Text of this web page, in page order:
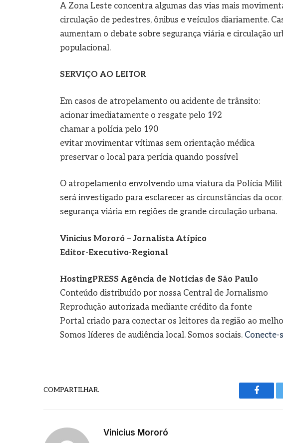
A Zona Leste concentra algumas das vias mais
circulação de pedestres, ônibus e veículos diariamente.
aumentam o debate sobre segurança viária e circulação
populacional.
SERVIÇO AO LEITOR
Em casos de atropelamento ou acidente de trânsito:
acionar imediatamente o resgate pelo 192
chamar a polícia pelo 190
evitar movimentar vítimas sem orientação médica
preservar o local para perícia quando possível
O atropelamento envolvendo uma viatura da Polícia
será investigado para esclarecer as circunstâncias da
segurança viária em regiões de grande circulação urbana.
Vinicius Mororó – Jornalista Atípico
Editor-Executivo-Regional
HostingPRESS Agência de Notícias de São Paulo
Conteúdo distribuído por nossa Central de Jornalismo
Reprodução autorizada mediante crédito da fonte
Portal criado para conectar os leitores da região ao
Somos líderes de audiência local. Somos sociais. Conecte-
COMPARTILHAR.
Vinicius Mororó